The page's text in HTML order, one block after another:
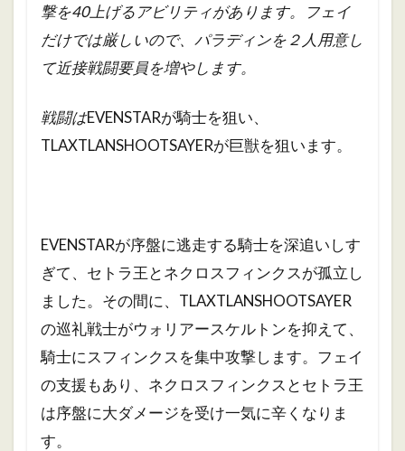
撃を40上げるアビリティがあります。フェイ
だけでは厳しいので、パラディンを２人用意し
て近接戦闘要員を増やします。
戦闘はEVENSTARが騎士を狙い、
TLAXTLANSHOOTSAYERが巨獣を狙います。
EVENSTARが序盤に逃走する騎士を深追いしす
ぎて、セトラ王とネクロスフィンクスが孤立し
ました。その間に、TLAXTLANSHOOTSAYER
の巡礼戦士がウォリアースケルトンを抑えて、
騎士にスフィンクスを集中攻撃します。フェイ
の支援もあり、ネクロスフィンクスとセトラ王
は序盤に大ダメージを受け一気に辛くなりま
す。